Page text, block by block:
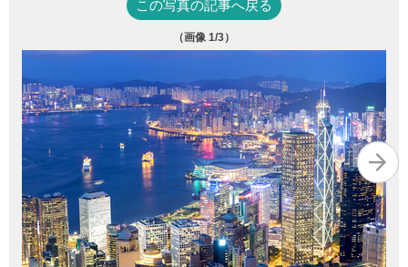
この写真の記事へ戻る
（画像 1/3）